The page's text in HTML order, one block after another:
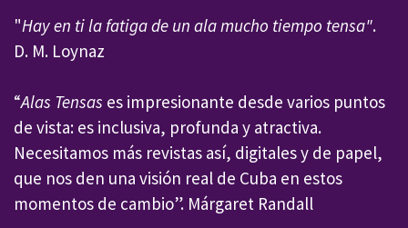
"Hay en ti la fatiga de un ala mucho tiempo tensa".
D. M. Loynaz
“Alas Tensas es impresionante desde varios puntos
de vista: es inclusiva, profunda y atractiva.
Necesitamos más revistas así, digitales y de papel,
que nos den una visión real de Cuba en estos
momentos de cambio”. Márgaret Randall